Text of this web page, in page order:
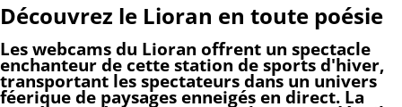
Découvrez le Lioran en toute poésie
Les webcams du Lioran offrent un spectacle
enchanteur de cette station de sports d'hiver,
transportant les spectateurs dans un univers
féerique de paysages enneigés en direct. La